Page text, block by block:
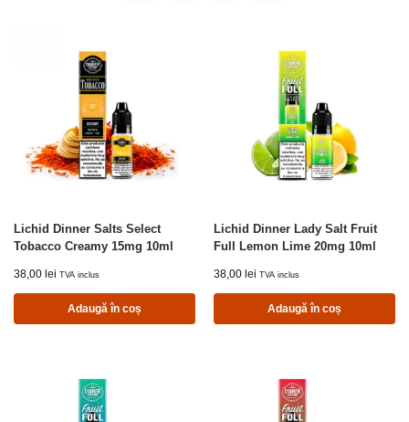
Lichid Dinner Salts Select
Tobacco Creamy 15mg 10ml
38,00 lei TVA inclus
Adaugă în coș
Lichid Dinner Lady Salt Fruit
Full Lemon Lime 20mg 10ml
38,00 lei TVA inclus
Adaugă în coș